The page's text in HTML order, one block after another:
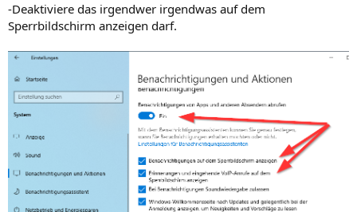
-Deaktiviere das irgendwer irgendwas auf dem
Sperrbildschirm anzeigen darf.